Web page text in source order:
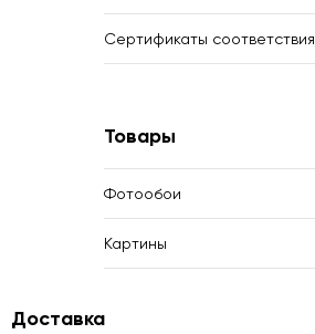
Сертификаты соответствия
Товары
Фотообои
Картины
Доставка